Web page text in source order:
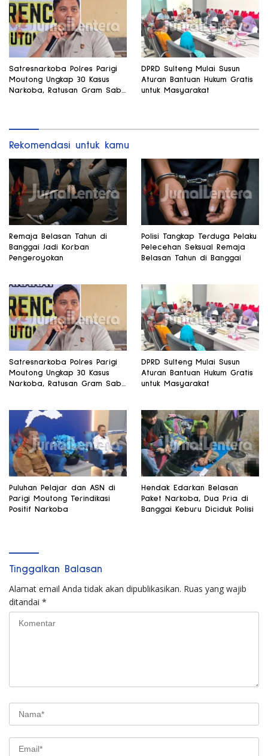
Satresnarkoba Polres Parigi
Moutong Ungkap 30 Kasus
Narkoba, Ratusan Gram Sabu
DPRD Sulteng Mulai Susun
Aturan Bantuan Hukum Gratis
untuk Masyarakat
Rekomendasi untuk kamu
Remaja Belasan Tahun di
Banggai Jadi Korban
Pengeroyokan
Polisi Tangkap Terduga Pelaku
Pelecehan Seksual Remaja
Belasan Tahun di Banggai
Satresnarkoba Polres Parigi
Moutong Ungkap 30 Kasus
Narkoba, Ratusan Gram Sabu
DPRD Sulteng Mulai Susun
Aturan Bantuan Hukum Gratis
untuk Masyarakat
Puluhan Pelajar dan ASN di
Parigi Moutong Terindikasi
Positif Narkoba
Hendak Edarkan Belasan
Paket Narkoba, Dua Pria di
Banggai Keburu Diciduk Polisi
Tinggalkan Balasan
Alamat email Anda tidak akan dipublikasikan. Ruas yang wajib
ditandai *